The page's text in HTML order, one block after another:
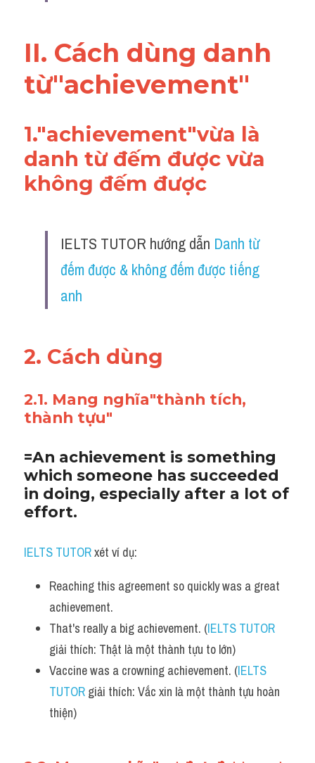
II. Cách dùng danh
từ"achievement"
1."achievement"vừa là
danh từ đếm được vừa
không đếm được
IELTS TUTOR hướng dẫn Danh từ
đếm được & không đếm được tiếng
anh
2. Cách dùng
2.1. Mang nghĩa"thành tích,
thành tựu"
=An achievement is something
which someone has succeeded
in doing, especially after a lot of
effort.
IELTS TUTOR xét ví dụ:
Reaching this agreement so quickly was a great
achievement.
That's really a big achievement. (IELTS TUTOR
giải thích: Thật là một thành tựu to lớn)
Vaccine was a crowning achievement. (IELTS
TUTOR giải thích: Vắc xin là một thành tựu hoàn
thiện)